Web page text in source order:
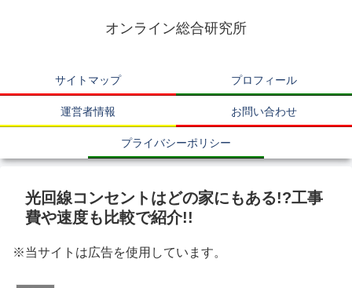
オンライン総合研究所
サイトマップ プロフィール
運営者情報 お問い合わせ
プライバシーポリシー
光回線コンセントはどの家にもある!?工事
費や速度も比較で紹介!!
※当サイトは広告を使用しています。